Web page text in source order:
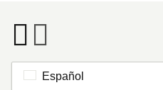
Español